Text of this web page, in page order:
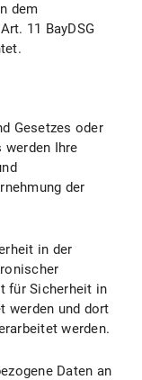
dem
11 BayDSG
Gesetzes oder
werden Ihre
der
in der
für Sicherheit in
werden und dort
werden.
Daten an